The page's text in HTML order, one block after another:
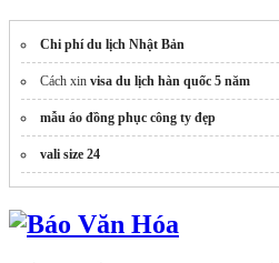
Chi phí du lịch Nhật Bản
Cách xin visa du lịch hàn quốc 5 năm
mẫu áo đồng phục công ty đẹp
vali size 24